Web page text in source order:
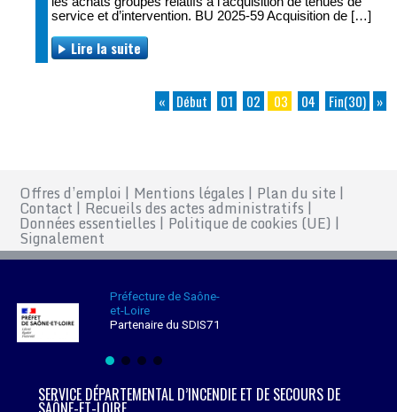
service et d’intervention. BU 2025-59 Acquisition de […]
Lire la suite
« Début 01 02 03 04 Fin(30) »
Offres d’emploi | Mentions légales | Plan du site |
Contact | Recueils des actes administratifs |
Données essentielles | Politique de cookies (UE) |
Signalement
Préfecture de Saône-
et-Loire
Partenaire du SDIS71
SERVICE DÉPARTEMENTAL D’INCENDIE ET DE SECOURS DE